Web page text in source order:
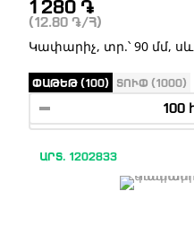
1 280 ֏
(12.80 ֏ /Հ)
Կափարիչ, տր.՝ 90 մմ, սև
ՓԱԹԵԹ (100) ՏՈՒՓ (1000)
ԱՐՏ. 1202833